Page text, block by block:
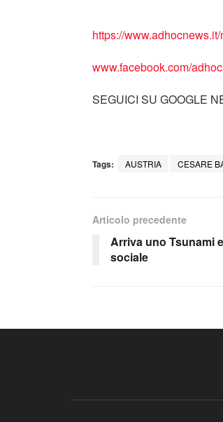
https://
www.facebook.com/
SEGUICI SU GOOGLE
Tags: AUSTRIA CESARE
Articolo precedente
Arriva uno Tsunami
sociale